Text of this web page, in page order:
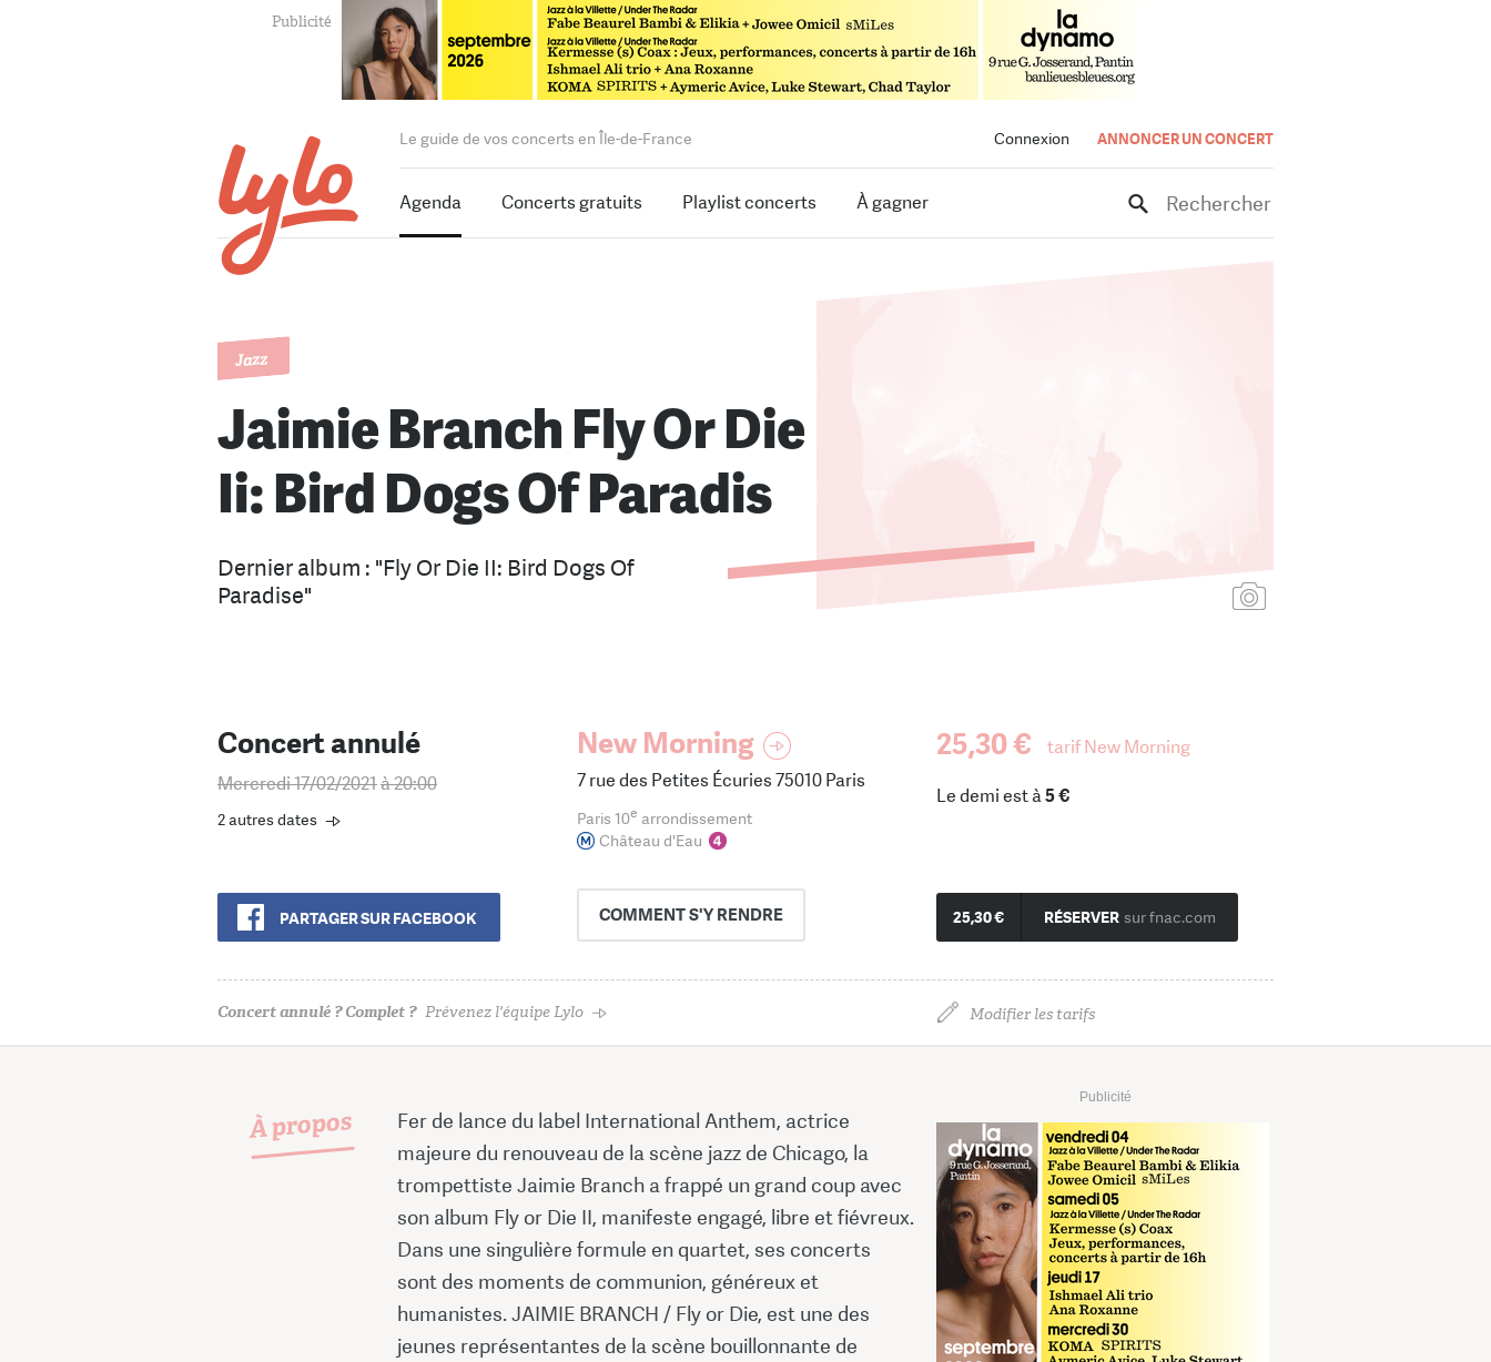
Connexion ANNONCER UN CONCERT
Le guide de vos concerts en Île-de-France
Agenda Concerts gratuits Playlist concerts À gagner Rechercher
Jazz
Jaimie Branch Fly Or Die
Ii: Bird Dogs Of Paradis
Dernier album : "Fly Or Die II: Bird Dogs Of
Paradise"
Concert annulé
Mercredi 17/02/2021à 20:00
2 autres dates
PARTAGER SUR FACEBOOK
New Morning
7 rue des Petites Écuries 75010 Paris
Paris 10e arrondissement
Château d'Eau
COMMENTS'Y RENDRE
25,30 € tarif New Morning
25,30 € RÉSERVER sur fnac.com
Le demi est à5 €
Concert annulé ? Complet ? Prévenez l'équipe Lylo Modifier les tarifs
À propos
Publicité
Fer de lance du label International Anthem, actrice
majeure du renouveau de la scène jazz de Chicago, la
trompettiste Jaimie Branch a frappé un grand coup avec
son album Fly or Die II, manifeste engagé, libre et fiévreux.
Dans une singulière formule en quartet, ses concerts
sont des moments de communion, généreux et
humanistes. JAIMIE BRANCH / Fly or Die, est une des
jeunes représentantes de la scène bouillonnante de